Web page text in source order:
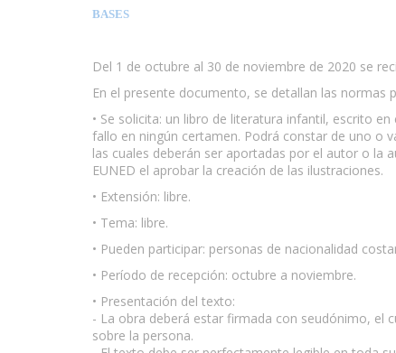
BASES
Del 1 de octubre al 30 de noviembre de 2020 se
En el presente documento, se detallan las normas
• Se solicita: un libro de literatura infantil, escrito
fallo en ningún certamen. Podrá constar de uno o
las cuales deberán ser aportadas por el autor o la
EUNED el aprobar la creación de las ilustraciones.
• Extensión: libre.
• Tema: libre.
• Pueden participar: personas de nacionalidad
• Período de recepción: octubre a noviembre.
• Presentación del texto:
- La obra deberá estar firmada con seudónimo, el
sobre la persona.